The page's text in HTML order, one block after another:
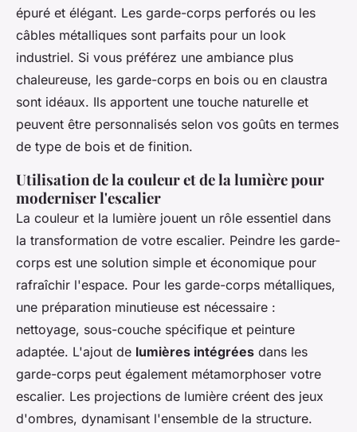
épuré et élégant. Les garde-corps perforés ou les
câbles métalliques sont parfaits pour un look
industriel. Si vous préférez une ambiance plus
chaleureuse, les garde-corps en bois ou en claustra
sont idéaux. Ils apportent une touche naturelle et
peuvent être personnalisés selon vos goûts en termes
de type de bois et de finition.
Utilisation de la couleur et de la lumière pour
moderniser l'escalier
La couleur et la lumière jouent un rôle essentiel dans
la transformation de votre escalier. Peindre les garde-
corps est une solution simple et économique pour
rafraîchir l'espace. Pour les garde-corps métalliques,
une préparation minutieuse est nécessaire :
nettoyage, sous-couche spécifique et peinture
adaptée. L'ajout de lumières intégrées dans les
garde-corps peut également métamorphoser votre
escalier. Les projections de lumière créent des jeux
d'ombres, dynamisant l'ensemble de la structure.